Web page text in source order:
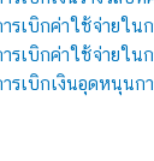
รเบิกค่าใช้จ่ายใน
รเบิกค่าใช้จ่ายใน
รเบิกเงินอุดหนุนก